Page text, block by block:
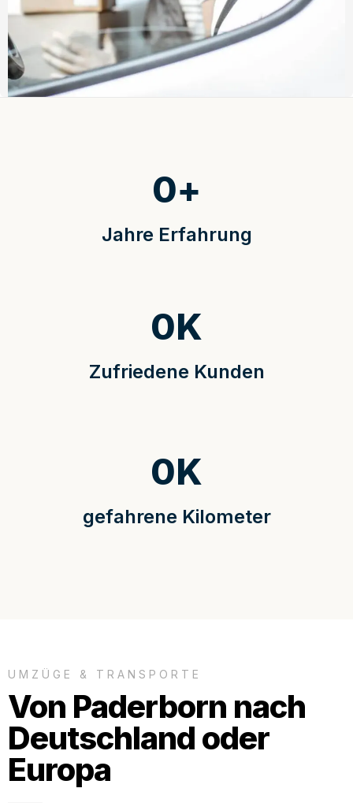
Jahre Erfahrung
0+
Zufriedene Kunden
0K
gefahrene Kilometer
0K
UMZÜGE & TRANSPORTE
Von Paderborn nach
Deutschland oder
Europa